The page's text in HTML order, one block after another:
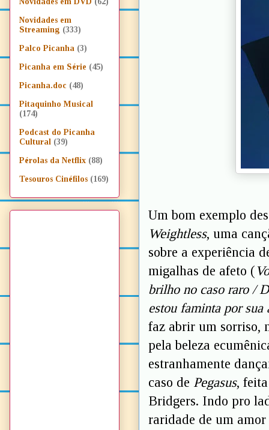
Um bom exemplo
Weightless, uma
sobre a experiência
migalhas de afeto (
brilho no caso raro /
estou faminta por sua
faz abrir um sorriso,
pela beleza
estranhamente
caso de Pegasus,
Bridgers. Indo pro
raridade de um
Novidades em
Streaming (333)
Palco Picanha (3)
Picanha em Série (45)
Picanha.doc (48)
Pitaquinho Musical
(174)
Podcast do Picanha
Cultural (39)
Pérolas da Netflix (88)
Tesouros Cinéfilos (169)